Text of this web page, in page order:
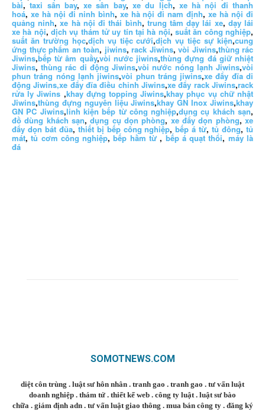
bài,taxi sân bay,xe sân bay,xe du lịch, xe hà nội đi thanh
hoá, xe hà nội đi ninh bình, xe hà nội đi nam định,xe hà nội đi
quảng ninh,xe hà nội đi thái bình, trung tâm dạy lái xe, dạy lái
xe hà nội,dịch vụ thám tử uy tín tại hà nội,suất ăn công nghiệp,
suất ăn trường học,dịch vụ tiệc cưới,dịch vụ tiệc sự kiện,cung
ứng thực phẩm an toàn, jiwins, rack Jiwins, vòi Jiwins,thùng rác
Jiwins,bếp từ âm quầy,vòi nước jiwins,thùng đựng đá giữ nhiệt
Jiwins,thùng rác di động Jiwins,vòi nước nóng lạnh Jiwins,vòi
phun tráng nóng lạnh jiwins,vòi phun tráng jiwins,xe đẩy đĩa di
động Jiwins,xe đẩy đĩa điều chỉnh Jiwins,xe đẩy rack Jiwins,rack
rửa ly Jiwins ,khay đựng topping Jiwins,khay phục vụ chữ nhật
Jiwins,thùng đựng nguyên liệu Jiwins,khay GN Inox Jiwins,khay
GN PC Jiwins,linh kiện bếp từ công nghiệp,dụng cụ khách sạn,
đồ dùng khách sạn,dụng cụ dọn phòng,xe đẩy dọn phòng,xe
đẩy dọn bát đũa,thiết bị bếp công nghiệp,bếp á từ,tủ đông,tủ
mát,tủ cơm công nghiệp,bếp hầm từ ,bếp á quạt thổi, máy là
đá
SOMOTNEWS.COM
diệt côn trùng . luật sư hôn nhân . tranh gao . tranh gao . tư vấn luật
doanh nghiệp . thám tử . thiết kế web . công ty luật . luật sư bào
chữa . giám định adn. tư vấn luật giao thông . mua bán công ty. đăng ký